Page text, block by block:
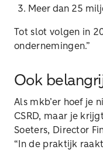
Meer dan 25
Tot slot volgen in
ondernemingen.”
Ook
Als mkb’er hoef je
CSRD, maar je
Soeters, Director
“In de praktijk raakt